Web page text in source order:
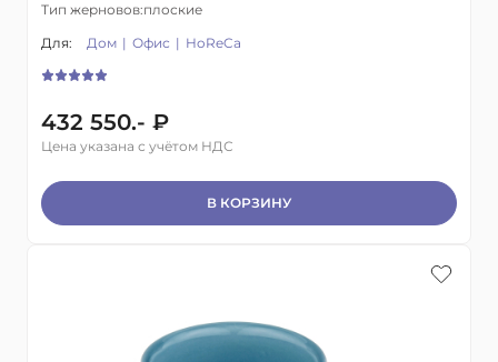
Тип жерновов:плоские
Для:
Дом Офис HoReCa
432 550.- ₽
Цена указана с учётом НДС
В КОРЗИНУ